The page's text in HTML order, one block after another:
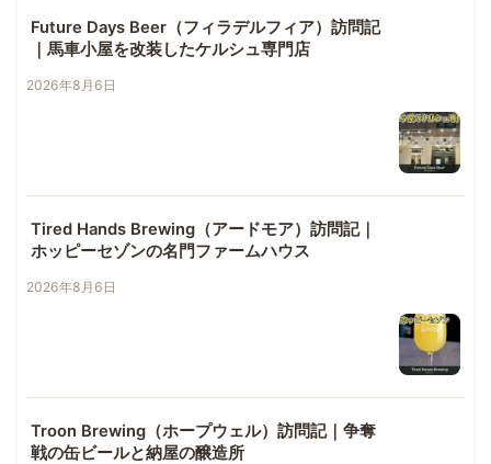
Future Days Beer（フィラデルフィア）訪問記
｜馬車小屋を改装したケルシュ専門店
2026年8月6日
Tired Hands Brewing（アードモア）訪問記｜
ホッピーセゾンの名門ファームハウス
2026年8月6日
Troon Brewing（ホープウェル）訪問記｜争奪
戦の缶ビールと納屋の醸造所